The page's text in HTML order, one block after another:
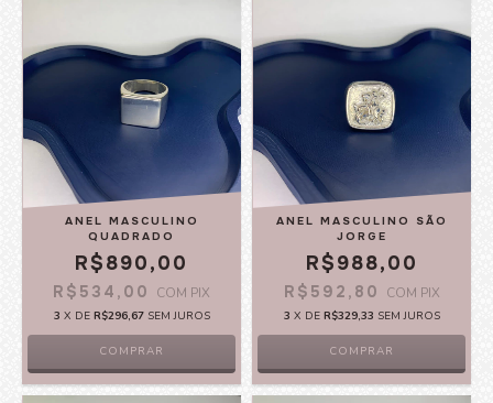
ANEL MASCULINO
QUADRADO
R$890,00
R$534,00 COM PIX
3 X DE R$296,67 SEM JUROS
COMPRAR
ANEL MASCULINO SÃO
JORGE
R$988,00
R$592,80 COM PIX
3 X DE R$329,33 SEM JUROS
COMPRAR